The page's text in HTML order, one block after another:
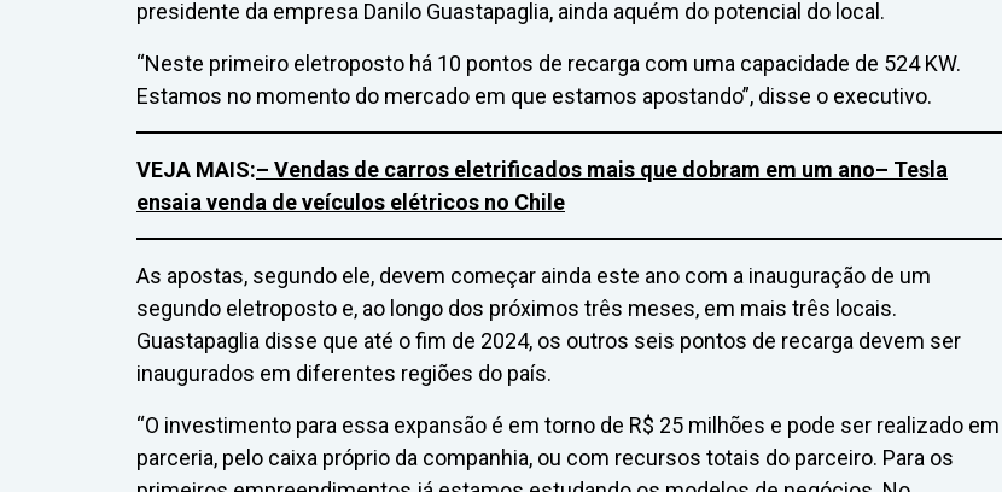
presidente da empresa Danilo Guastapaglia, ainda aquém do potencial do local.
“Neste primeiro eletroposto há 10 pontos de recarga com uma capacidade de 524 KW.
Estamos no momento do mercado em que estamos apostando”, disse o executivo.
VEJA MAIS:– Vendas de carros eletrificados mais que dobram em um ano– Tesla
ensaia venda de veículos elétricos no Chile
As apostas, segundo ele, devem começar ainda este ano com a inauguração de um
segundo eletroposto e, ao longo dos próximos três meses, em mais três locais.
Guastapaglia disse que até o fim de 2024, os outros seis pontos de recarga devem ser
inaugurados em diferentes regiões do país.
“O investimento para essa expansão é em torno de R$ 25 milhões e pode ser realizado em
parceria, pelo caixa próprio da companhia, ou com recursos totais do parceiro. Para os